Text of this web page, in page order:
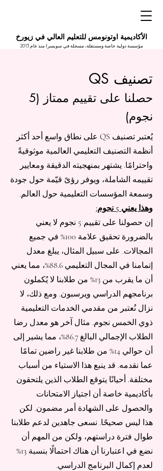
الأكاديمية اوتونومس للتعليم العالي في زيورخ
مؤسسة دولية خاصة ومستقلة، مسجلة في سويسرا منذ عام 2013
تصنيف QS
حصلنا على تقييم ممتاز (5
نجوم)
يُعتبر تصنيف QS على نطاق واسع أحد أكثر
أنظمة التصنيف التعليمي العالمية موثوقيةً
واحترامًا. يشتهر بمنهجيته الدقيقة ومعايير
تقييمه الشاملة، ويوفر رؤىً قيّمة حول جودة
وسمعة المؤسسات التعليمية حول العالم.
وهذا يعني 5 نجوم:
إن حصولنا على تقييم 5 نجوم لا يعني
بالضرورة تحقيق علامة 100% في جميع
المجالات. على سبيل المثال، يبلغ معدل
إتمامنا في المجال التعليمي 88.6%، مما يعني
أن ما يقرب من 13% من طلابنا لا يُكملون
برنامجهم الدراسي ويرسبون. ومع ذلك، لا
نزال نُعتبر من مقدمي الخدمات التعليمية
ذوي الخمس نجوم. مثال آخر هو معدل رضا
الطلاب الإجمالي البالغ 86.7%، مما يشير إلى
أن حوالي 14% من طلابنا غير راضين تمامًا
عما نقدمه. قد ينبع هذا الاستياء من أسباب
مختلفة. أحيانًا يتوقع الطلاب الذين يلتحقون
بأكاديمية خاصة أن اجتياز الامتحانات
والحصول على الشهادة أمر مضمون. لكن
هذا ليس صحيحًا. نسعى جاهدين لدعم طلابنا
طوال فترة دراستهم، ولكن من المهم أن
نضع في اعتبارنا أن هناك احتمالًا بنسبة 13%
لعدم إكمال البرنامج الدراسي.